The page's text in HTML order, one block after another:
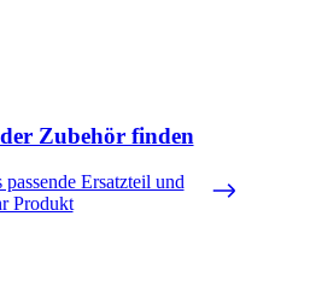
Zubehör finden
passende Ersatzteil und
Produkt